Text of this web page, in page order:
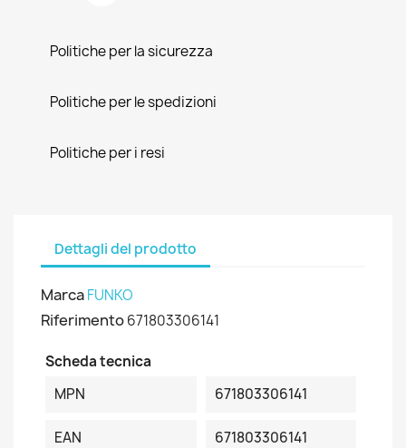
Politiche per la sicurezza
Politiche per le spedizioni
Politiche per i resi
Dettagli del prodotto
MarcaFUNKO
Riferimento671803306141
Scheda tecnica
MPN
671803306141
EAN 671803306141